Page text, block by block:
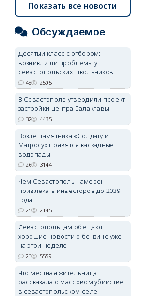
Показать все новости
Обсуждаемое
Десятый класс с отбором:
возникли ли проблемы у
севастопольских школьников
48 2505
В Севастополе утвердили проект
застройки центра Балаклавы
32 4435
Возле памятника «Солдату и
Матросу» появятся каскадные
водопады
26 3144
Чем Севастополь намерен
привлекать инвесторов до 2039
года
25 2145
Севастопольцам обещают
хорошие новости о бензине уже
на этой неделе
23 5559
Что местная жительница
рассказала о массовом убийстве
в севастопольском селе